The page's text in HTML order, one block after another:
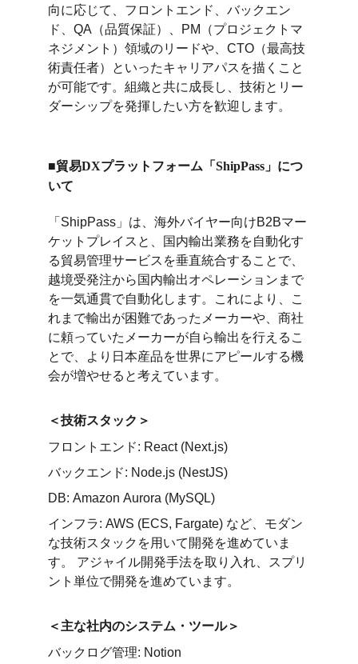
向に応じて、フロントエンド、バックエン
ド、QA（品質保証）、PM（プロジェクトマ
ネジメント）領域のリードや、CTO（最高技
術責任者）といったキャリアパスを描くこと
が可能です。組織と共に成長し、技術とリー
ダーシップを発揮したい方を歓迎します。
■貿易DXプラットフォーム「ShipPass」につ
いて
「ShipPass」は、海外バイヤー向けB2Bマー
ケットプレイスと、国内輸出業務を自動化す
る貿易管理サービスを垂直統合することで、
越境受発注から国内輸出オペレーションまで
を一気通貫で自動化します。これにより、こ
れまで輸出が困難であったメーカーや、商社
に頼っていたメーカーが自ら輸出を行えるこ
とで、より日本産品を世界にアピールする機
会が増やせると考えています。
＜技術スタック＞
フロントエンド: React (Next.js)
バックエンド: Node.js (NestJS)
DB: Amazon Aurora (MySQL)
インフラ: AWS (ECS, Fargate) など、モダン
な技術スタックを用いて開発を進めていま
す。 アジャイル開発手法を取り入れ、スプリ
ント単位で開発を進めています。
＜主な社内のシステム・ツール＞
バックログ管理: Notion